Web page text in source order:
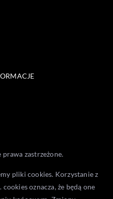
zastrzeżone.
pliki cookies. Korzystanie z
oznacza, że będą one